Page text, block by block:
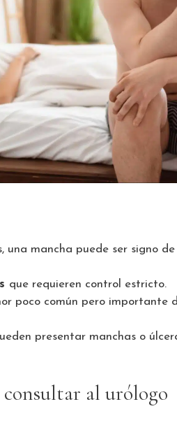
una mancha puede ser signo
que requieren control estricto.
poco común pero importante
presentar manchas o
al urólogo